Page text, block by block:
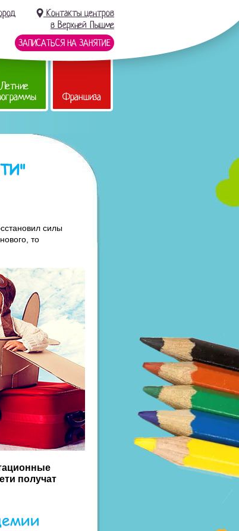
Контакты центров
в Верхней Пышме
ЗАПИСАТЬСЯ НА ЗАНЯТИЕ
Летние
Франшиза
силы
то
получат